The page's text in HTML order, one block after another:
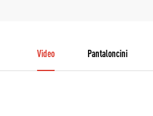
Video Pantaloncini